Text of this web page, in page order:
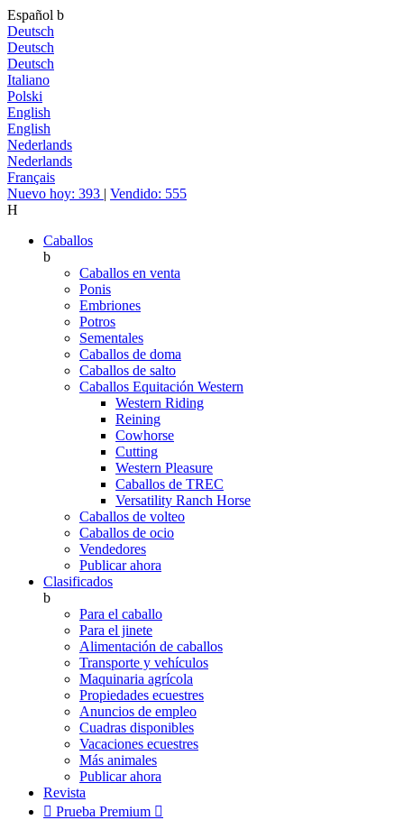
Español b
Deutsch
Deutsch
Deutsch
Italiano
Polski
English
English
Nederlands
Nederlands
Français
Nuevo hoy: 393 | Vendido: 555
H
Caballos
b
Caballos en venta
Ponis
Embriones
Potros
Sementales
Caballos de doma
Caballos de salto
Caballos Equitación Western
Western Riding
Reining
Cowhorse
Cutting
Western Pleasure
Caballos de TREC
Versatility Ranch Horse
Caballos de volteo
Caballos de ocio
Vendedores
Publicar ahora
Clasificados
b
Para el caballo
Para el jinete
Alimentación de caballos
Transporte y vehículos
Maquinaria agrícola
Propiedades ecuestres
Anuncios de empleo
Cuadras disponibles
Vacaciones ecuestres
Más animales
Publicar ahora
Revista
 Prueba Premium 